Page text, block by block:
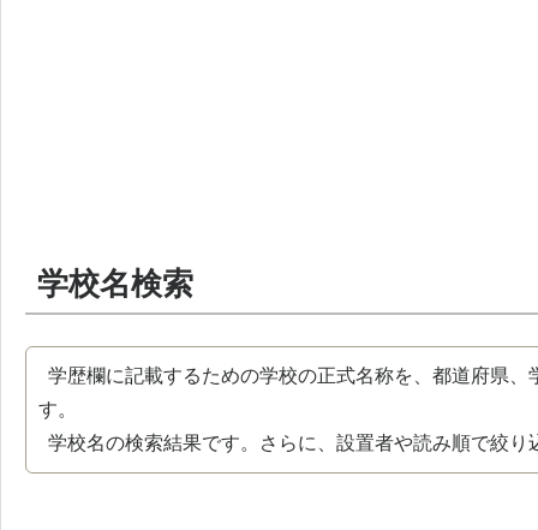
学校名検索
学歴欄に記載するための学校の正式名称を、都道府県
す。
学校名の検索結果です。さらに、設置者や読み順で絞り